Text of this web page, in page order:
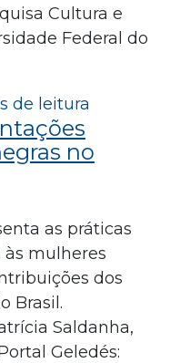
Cultura e
Federal do
de leitura
no
as práticas
mulheres
dos
Brasil.
Saldanha,
Geledés: